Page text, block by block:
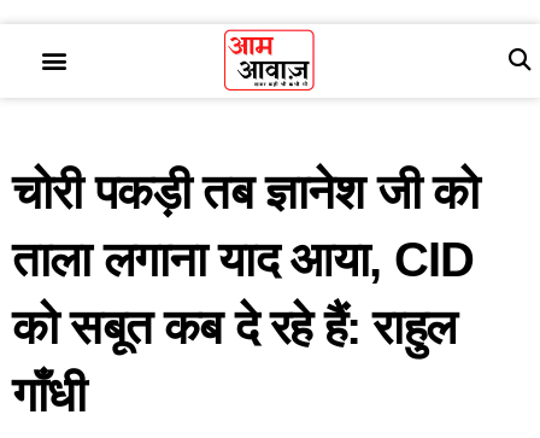
चोरी पकड़ी तब ज्ञानेश जी को
ताला लगाना याद आया, CID
को सबूत कब दे रहे हैं: राहुल
गाँधी